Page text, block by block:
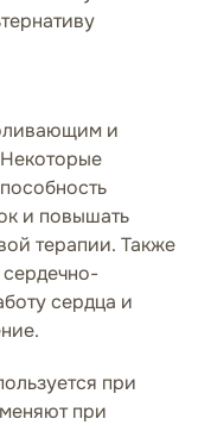
и
и повышать
терапии. Также
сердечно-
сердца и
при
при